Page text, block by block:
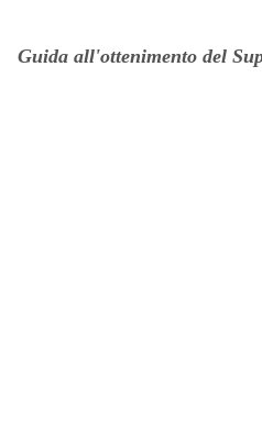
Guida all'ottenimento del